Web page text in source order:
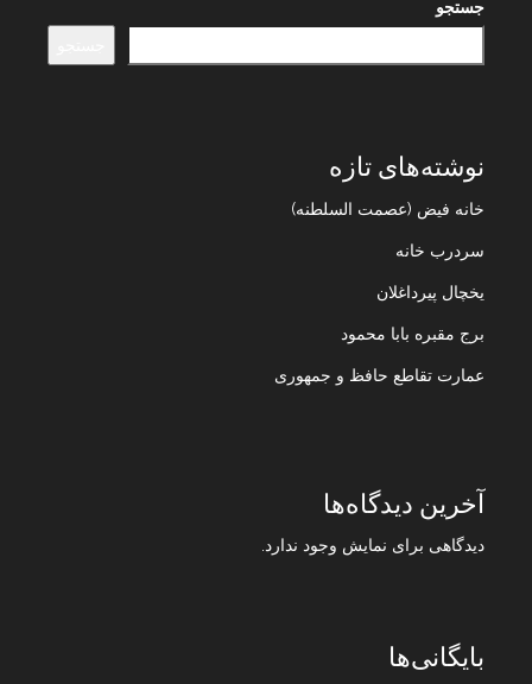
جستجو
نوشته‌های تازه
خانه فیض (عصمت السلطنه)
سردرب خانه
یخچال پیرداغلان
برج مقبره بابا محمود
عمارت تقاطع حافظ و جمهوری
آخرین دیدگاه‌ها
دیدگاهی برای نمایش وجود ندارد.
بایگانی‌ها